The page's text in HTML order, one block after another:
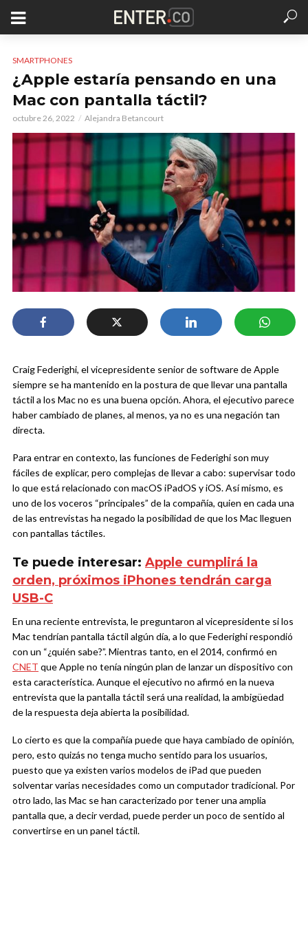
SMARTPHONES
¿Apple estaría pensando en una
Mac con pantalla táctil?
octubre 26, 2022 Alejandra Betancourt
Craig Federighi, el vicepresidente senior de software de Apple
siempre se ha mantenido en la postura de que llevar una pantalla
táctil a los Mac no es una buena opción. Ahora, el ejecutivo parece
haber cambiado de planes, al menos, ya no es una negación tan
directa.
Para entrar en contexto, las funciones de Federighi son muy
fáciles de explicar, pero complejas de llevar a cabo: supervisar todo
lo que está relacionado con macOS iPadOS y iOS. Así mismo, es
uno de los voceros “principales” de la compañía, quien en cada una
de las entrevistas ha negado la posibilidad de que los Mac lleguen
con pantallas táctiles.
Te puede interesar: Apple cumplirá la
orden, próximos iPhones tendrán carga
USB-C
En una reciente entrevista, le preguntaron al vicepresidente si los
Mac tendrían pantalla táctil algún día, a lo que Federighi respondió
con un “¿quién sabe?”. Mientras tanto, en el 2014, confirmó en
CNET que Apple no tenía ningún plan de lanzar un dispositivo con
esta característica. Aunque el ejecutivo no afirmó en la nueva
entrevista que la pantalla táctil será una realidad, la ambigüedad
de la respuesta deja abierta la posibilidad.
Lo cierto es que la compañía puede que haya cambiado de opinión,
pero, esto quizás no tenga mucho sentido para los usuarios,
puesto que ya existen varios modelos de iPad que pueden
solventar varias necesidades como un computador tradicional. Por
otro lado, las Mac se han caracterizado por tener una amplia
pantalla que, a decir verdad, puede perder un poco de sentido al
convertirse en un panel táctil.